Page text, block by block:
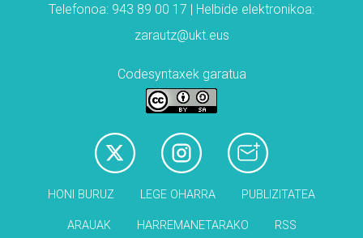
Telefonoa: 943 89 00 17 | Helbide elektronikoa:
zarautz@ukt.eus
Codesyntaxek garatua
HONI BURUZ LEGE OHARRA PUBLIZITATEA
ARAUAK HARREMANETARAKO RSS